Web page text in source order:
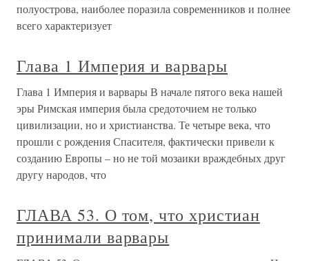
полуострова, наиболее поразила современников и полнее
всего характеризует
Глава 1 Империя и варвары
Глава 1 Империя и варвары В начале пятого века нашей
эры Римская империя была средоточием не только
цивилизации, но и христианства. Те четыре века, что
прошли с рождения Спасителя, фактически привели к
созданию Европы – но не той мозаики враждебных друг
другу народов, что
ГЛАВА 53. О том, что христиан
принимали варвары